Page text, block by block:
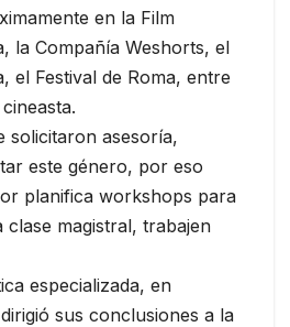
en la Film
la Compañía Weshorts, el
el Festival de Roma, entre
solicitaron asesoría,
este género, por eso
planifica workshops para
clase magistral, trabajen
especializada, en
sus conclusiones a la